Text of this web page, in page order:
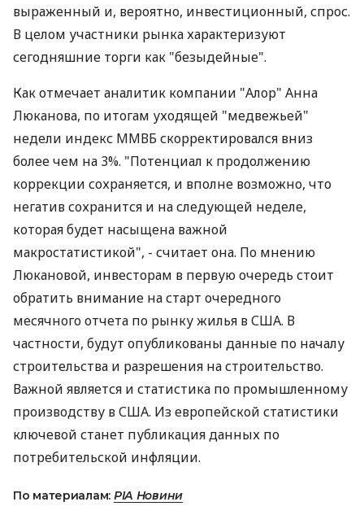
выраженный и, вероятно, инвестиционный, спрос.
В целом участники рынка характеризуют
сегодняшние торги как "безыдейные".
Как отмечает аналитик компании "Алор" Анна
Люканова, по итогам уходящей "медвежьей"
недели индекс ММВБ скорректировался вниз
более чем на 3%. "Потенциал к продолжению
коррекции сохраняется, и вполне возможно, что
негатив сохранится и на следующей неделе,
которая будет насыщена важной
макростатистикой", - считает она. По мнению
Люкановой, инвесторам в первую очередь стоит
обратить внимание на старт очередного
месячного отчета по рынку жилья в США. В
частности, будут опубликованы данные по началу
строительства и разрешения на строительство.
Важной является и статистика по промышленному
производству в США. Из европейской статистики
ключевой станет публикация данных по
потребительской инфляции.
По материалам: РІА Новини